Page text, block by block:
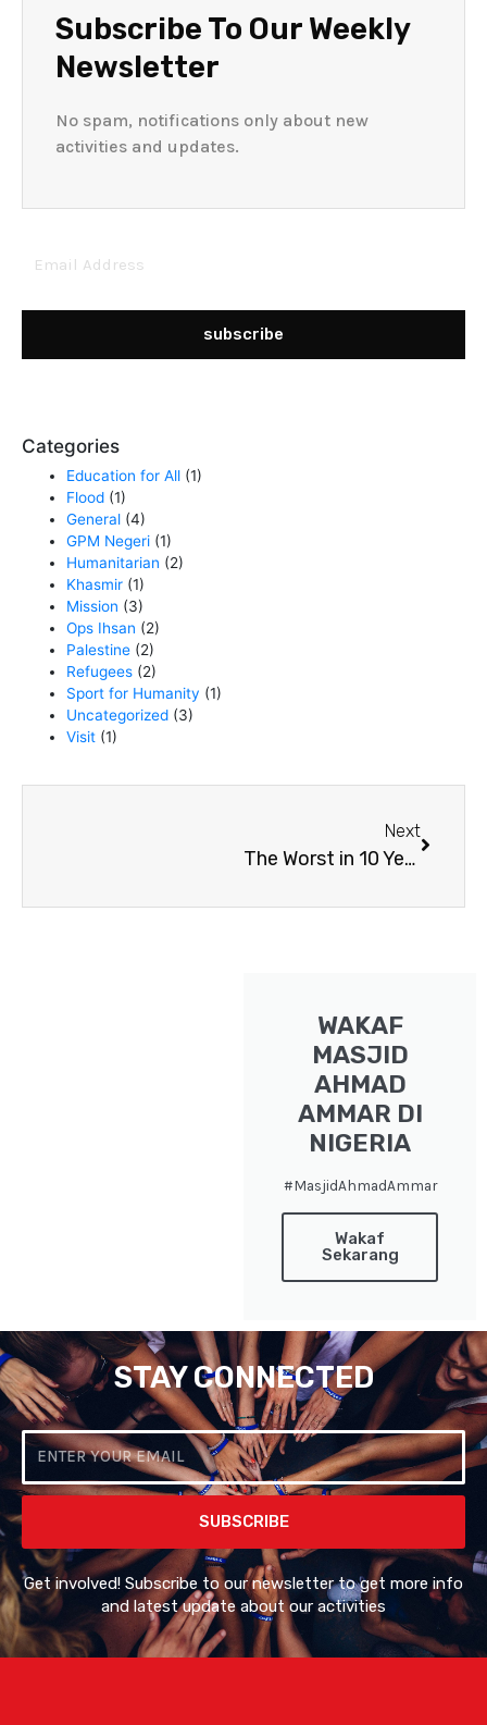
Subscribe To Our Weekly
Newsletter
No spam, notifications only about new
activities and updates.
Address
subscribe
Categories
Education for All (1)
Flood (1)
General (4)
GPM Negeri (1)
Humanitarian (2)
Khasmir (1)
Mission (3)
Ops Ihsan (2)
Palestine (2)
Refugees (2)
Sport for Humanity (1)
Uncategorized (3)
Visit (1)
Next
The Worst in 10 Years
WAKAF
MASJID
AHMAD
AMMAR DI
NIGERIA
#MasjidAhmadAmmar
Wakaf
Sekarang
STAY CONNECTED
Email
SUBSCRIBE
Get involved! Subscribe to our newsletter to get more info
and latest update about our activities